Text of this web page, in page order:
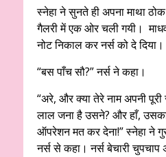
स्नेहा ने सुनते ही अपना माथा
गैलरी में एक ओर चली गयी। माधव
नोट निकाल कर नर्स को दे दिया।
“बस पाँच सौ?” नर्स ने कहा।
“अरे, और क्या तेरे नाम अपनी
लाल जना है उसने? और हाँ,
ऑपरेशन मत कर देना!” स्नेहा ने
नर्स से कहा। नर्स बेचारी चुपचाप